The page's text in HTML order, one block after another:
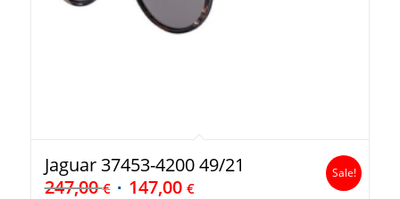
Jaguar 37453-4200 49/21
247,00€ 147,00 €
Sale!